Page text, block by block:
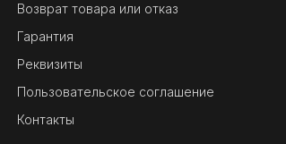
Возврат товара или отказ
Гарантия
Реквизиты
Пользовательское соглашение
Контакты